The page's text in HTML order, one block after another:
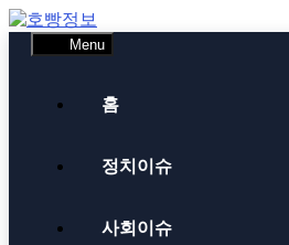
Skip
to
content
Menu
홈
정치이슈
사회이슈